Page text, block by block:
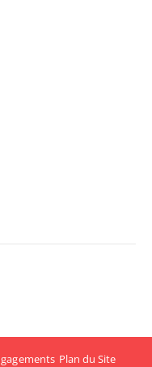
Plan du Site